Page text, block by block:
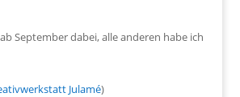
September dabei, alle anderen habe ich
Julamé)